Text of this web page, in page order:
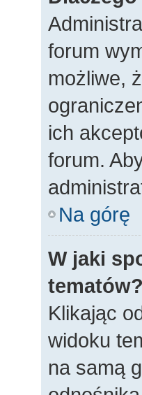
forum
możliwe,
ich
forum.
Na górę
W jaki
tematów?
Klikając
widoku
na samą